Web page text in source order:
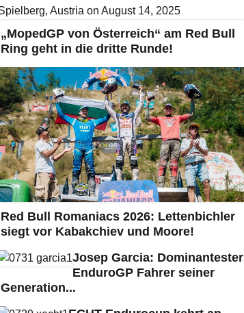
„MopedGP von Österreich“ am Red Bull
Ring geht in die dritte Runde!
Red Bull Romaniacs 2026: Lettenbichler
siegt vor Kabakchiev und Moore!
Josep Garcia: Dominantester
EnduroGP Fahrer seiner
Generation...